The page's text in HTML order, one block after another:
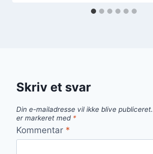
Skriv et svar
Din e-mailadresse vil ikke blive publiceret.
er markeret med *
Kommentar *